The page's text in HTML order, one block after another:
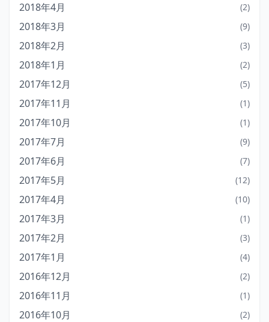
2018年4月 (2)
2018年3月 (9)
2018年2月 (3)
2018年1月 (2)
2017年12月 (5)
2017年11月 (1)
2017年10月 (1)
2017年7月 (9)
2017年6月 (7)
2017年5月 (12)
2017年4月 (10)
2017年3月 (1)
2017年2月 (3)
2017年1月 (4)
2016年12月 (2)
2016年11月 (1)
2016年10月 (2)